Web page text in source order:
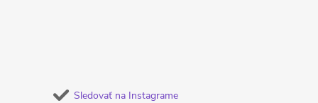
Sledovať na Instagrame